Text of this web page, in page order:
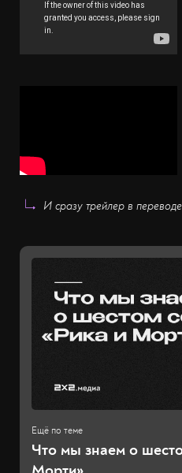
И сразу трейлер в
Что мы знаем о